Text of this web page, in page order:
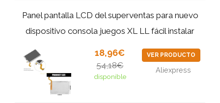
Panel pantalla LCD del superventas para nuevo
dispositivo consola juegos XL LL fácil instalar
18,96€
54,18€
disponible
VER PRODUCTO
Aliexpress